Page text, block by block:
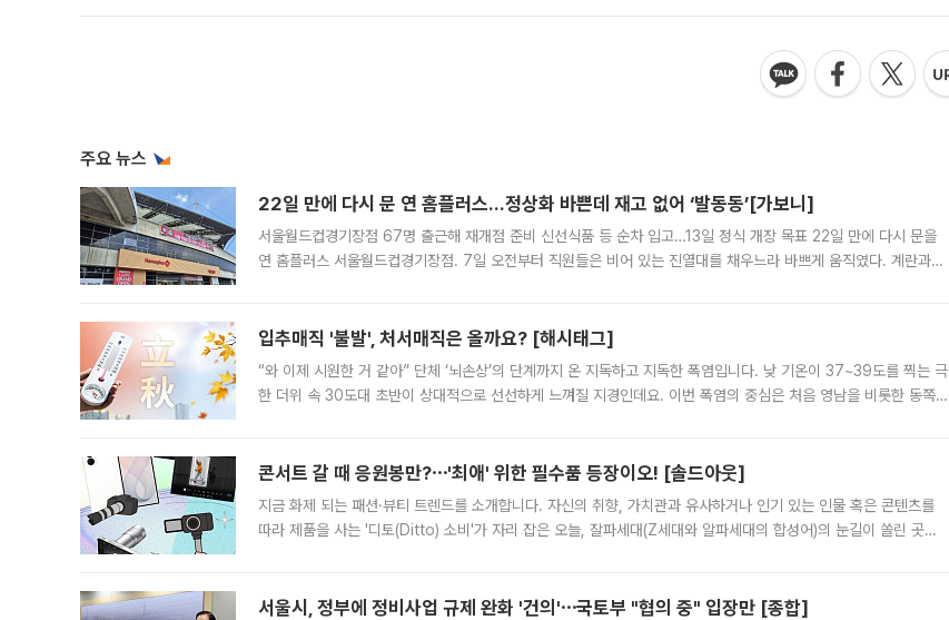
주요 뉴스
22일 만에 다시 문 연 홈플러스…정상화 바쁜데 재고 없어 ‘발동동’[가보니]
서울월드컵경기장점 67명 출근해 재개점 준비 신선식품 등 순차 입고…13일 정식 개장 목표 22일 만에 다시 문을
연 홈플러스 서울월드컵경기장점. 7일 오전부터 직원들은 비어 있는 진열대를 채우느라 바쁘게 움직였다. 계란과
입추매직 '불발', 처서매직은 올까요? [해시태그]
“와 이제 시원한 거 같아” 단체 ‘뇌손상’의 단계까지 온 지독하고 지독한 폭염입니다. 낮 기온이 37~39도를 찍는 극
한 더위 속 30도대 초반이 상대적으로 선선하게 느껴질 지경인데요. 이번 폭염의 중심은 처음 영남을 비롯한 동쪽
콘서트 갈 때 응원봉만?⋯'최애' 위한 필수품 등장이오! [솔드아웃]
지금 화제 되는 패션·뷰티 트렌드를 소개합니다. 자신의 취향, 가치관과 유사하거나 인기 있는 인물 혹은 콘텐츠를
따라 제품을 사는 '디토(Ditto) 소비'가 자리 잡은 오늘, 잘파세대(Z세대와 알파세대의 합성어)의 눈길이 쏠린 곳은
서울시, 정부에 정비사업 규제 완화 '건의'⋯국토부 "협의 중" 입장만 [종합]